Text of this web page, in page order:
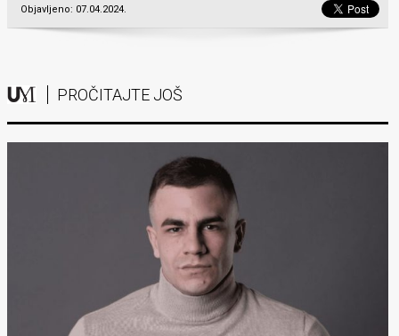
Objavljeno: 07.04.2024.
PROČITAJTE JOŠ